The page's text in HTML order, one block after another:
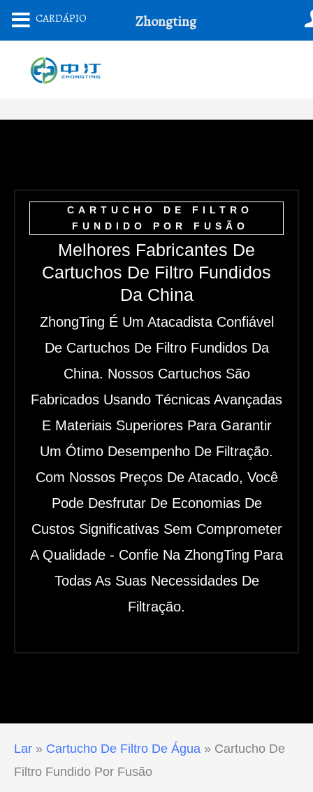
Para
Conteúdo
CARTUCHO DE FILTRO
FUNDIDO POR FUSÃO
Melhores Fabricantes De
Cartuchos De Filtro Fundidos
Da China
ZhongTing É Um Atacadista Confiável
De Cartuchos De Filtro Fundidos Da
China. Nossos Cartuchos São
Fabricados Usando Técnicas Avançadas
E Materiais Superiores Para Garantir
Um Ótimo Desempenho De Filtração.
Com Nossos Preços De Atacado, Você
Pode Desfrutar De Economias De
Custos Significativas Sem Comprometer
A Qualidade - Confie Na ZhongTing Para
Todas As Suas Necessidades De
Filtração.
Lar » Cartucho De Filtro De Água » Cartucho De
Filtro Fundido Por Fusão
CARDÁPIO Zhongting